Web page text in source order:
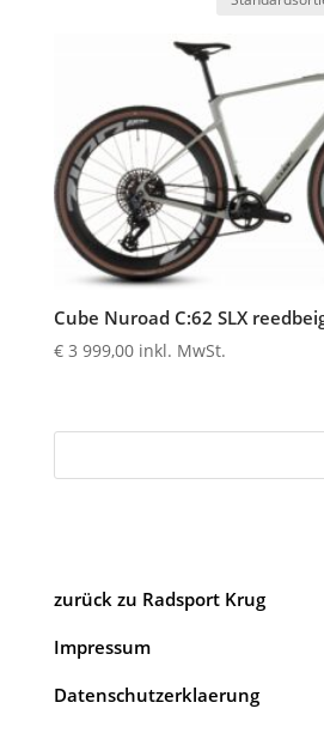
Cube Nuroad C:62 SLX
€3 999,00 inkl. MwSt.
zurück zu Radsport Krug
Impressum
Datenschutzerklaerung